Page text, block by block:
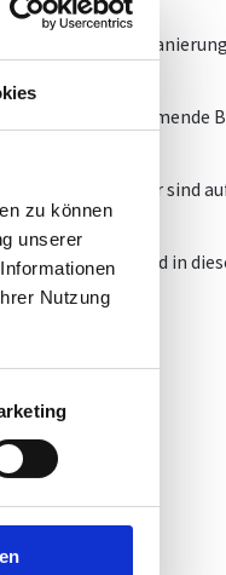
zu können
unserer
Nutzung
Straßenbau,
die Auftrag nehmende
Auftraggeber sind
Baubudgets sind in